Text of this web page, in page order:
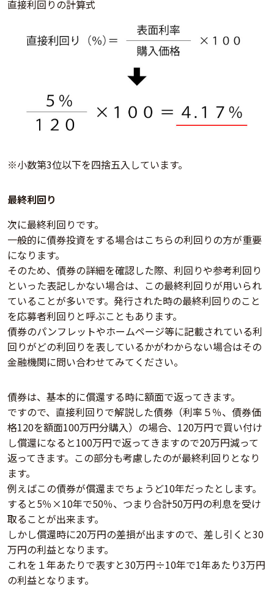
直接利回りの計算式
※小数第3位以下を四捨五入しています。
最終利回り
次に最終利回りです。
一般的に債券投資をする場合はこちらの利回りの方が重要
になります。
そのため、債券の詳細を確認した際、利回りや参考利回り
といった表記しかない場合は、この最終利回りが用いられ
ていることが多いです。発行された時の最終利回りのこと
を応募者利回りと呼ぶこともあります。
債券のパンフレットやホームページ等に記載されている利
回りがどの利回りを表しているかがわからない場合はその
金融機関に問い合わせてみてください。
債券は、基本的に償還する時に額面で返ってきます。
ですので、直接利回りで解説した債券（利率５％、債券価
格120を額面100万円分購入）の場合、120万円で買い付け
し償還になると100万円で返ってきますので20万円減って
返ってきます。この部分も考慮したのが最終利回りとなり
ます。
例えばこの債券が償還までちょうど10年だったとします。
すると5％×10年で50％、つまり合計50万円の利息を受け
取ることが出来ます。
しかし償還時に20万円の差損が出ますので、差し引くと30
万円の利益となります。
これを１年あたりで表すと30万円÷10年で1年あたり3万円
の利益となります。